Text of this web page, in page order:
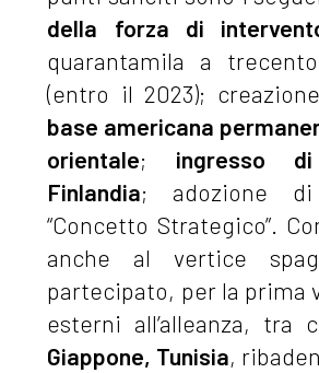
della forza di
quarantamila a
(entro il 2023);
base americana
orientale; ingresso
Finlandia; adozione
“Concetto Strategico”.
anche al vertice
partecipato, per la prima
esterni all’alleanza, tra
Giappone, Tunisia,